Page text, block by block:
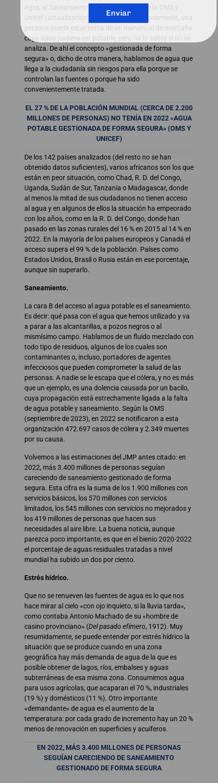
Agua, el Saneamiento y la Higiene
(JMP) de la OMS y
Unicef (actualización de julio de 2023). Obviamente, una
persona puede estar cerca de un manantial de montaña
cuya agua pudiera ser potable, pero no lo sabrá si no se
analiza. De ahí el concepto «gestionada de forma
segura» o, dicho de otra manera, hablamos de agua que
llega a la ciudadanía sin riesgos para ella porque se
controlan las fuentes o porque ha sido
convenientemente tratada.
EL 27 % DE LA POBLACIÓN MUNDIAL (CERCA DE 2.200
MILLONES DE PERSONAS) NO TENÍA EN 2022 «AGUA
POTABLE GESTIONADA DE FORMA SEGURA» (OMS Y
UNICEF)
De los 142 países analizados (del resto no se han
obtenido datos suficientes), varios africanos son los que
están en peor situación, como Chad, R. D. del Congo,
Uganda, Sudán de Sur, Tanzania o Madagascar, donde
al menos la mitad de sus ciudadanos no tienen acceso
al agua y en algunos de ellos la situación ha empeorado
con los años, como en la R. D. del Congo, donde han
pasado en las zonas rurales del 16 % en 2015 al 14 % en
2022. En la mayoría de los países europeos y Canadá el
acceso supera el 99 % de la población. Países como
Estados Unidos, Brasil o Rusia están en ese porcentaje,
aunque sin superarlo.
Saneamiento.
La cara B del acceso al agua potable es el saneamiento.
Es decir: qué pasa con el agua que hemos utilizado y va
a parar a las alcantarillas, a pozos negros o al
mismísimo campo. Hablamos de un fluido mezclado con
todo tipo de residuos, algunos de los cuales son
contaminantes o, incluso, portadores de agentes
infecciosos que pueden comprometer la salud de las
personas. A nadie se le escapa que el cólera, y no es más
que un ejemplo, es una dolencia causada por un bacilo,
cuya propagación está estrechamente ligada a la falta
de agua potable y saneamiento. Según la OMS
(septiembre de 2023), en 2022 se notificaron a esta
organización 472.697 casos de cólera y 2.349 muertes
por su causa.
Volvemos a las estimaciones del JMP antes citado: en
2022, más 3.400 millones de personas seguían
careciendo de saneamiento gestionado de forma
segura. Esta cifra es la suma de los 1.900 millones con
servicios básicos, los 570 millones con servicios
limitados, los 545 millones con servicios no mejorados y
los 419 millones de personas que hacen sus
necesidades al aire libre. La buena noticia, aunque
parezca poco importante, es que en el bienio 2020-2022
el porcentaje de aguas residuales tratadas a nivel
mundial ha subido un dos por ciento.
Estrés hídrico.
Que no se renueven las fuentes de agua es lo que nos
hace mirar al cielo «con ojo inquieto, si la lluvia tarda»,
como contaba Antonio Machado de su «hombre de
casino provinciano» (Del pasado efímero, 1912). Muy
resumidamente, se puede entender por estrés hídrico la
situación que se produce cuando en una zona
geográfica hay más demanda de agua de la que es
posible obtener de lagos, ríos, embalses y aguas
subterráneas de esa misma zona. Consumimos agua
para usos agrícolas, que acaparan el 70 %, industriales
(19 %) y domésticos (11 %). Otro importante
«demandante» de agua es el aumento de la
temperatura: por cada grado de incremento hay un 20 %
menos de renovación en superficies y acuíferos.
EN 2022, MÁS 3.400 MILLONES DE PERSONAS
SEGUÍAN CARECIENDO DE SANEAMIENTO
GESTIONADO DE FORMA SEGURA
Enviar